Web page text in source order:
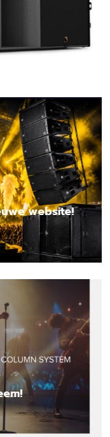
website!